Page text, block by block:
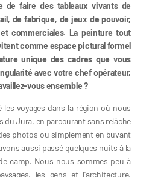
de faire des tableaux vivants de
de fabrique, de jeux de pouvoir,
commerciales. La peinture tout
comme espace pictural formel
unique des cadres que vous
avec votre chef opérateur,
vous ensemble ?
voyages dans la région où nous
du Jura, en parcourant sans relâche
photos ou simplement en buvant
aussi passé quelques nuits à la
camp. Nous nous sommes peu à
les gens et l’architecture.